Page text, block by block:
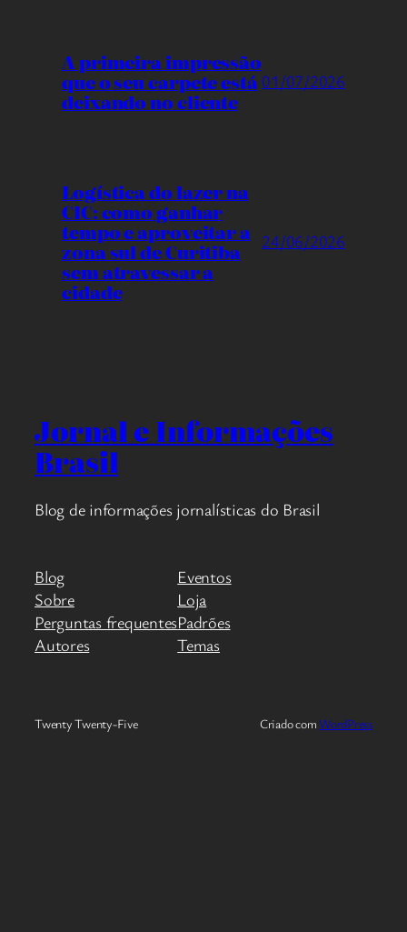
A primeira impressão
que o seu carpete está
deixando no cliente
01/07/2026
Logística do lazer na
CIC: como ganhar
tempo e aproveitar a
zona sul de Curitiba
sem atravessar a
cidade
24/06/2026
Jornal e Informações
Brasil
Blog de informações jornalísticas do Brasil
Blog
Sobre
Perguntas frequentes
Autores
Eventos
Loja
Padrões
Temas
Twenty Twenty-Five Criado com WordPress